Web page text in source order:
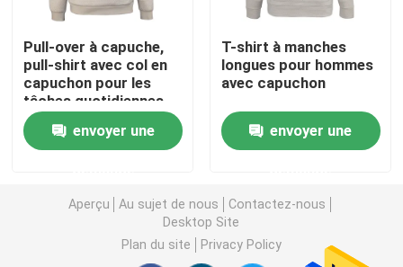
Maison
Produits
A propos de nous
Pull-over à capuche,
pull-shirt avec col en
capuchon pour les
tâches quotidiennes.
envoyer une
T-shirt à manches
longues pour hommes
avec capuchon
envoyer une
Aperçu Au sujet de nous
Contactez-nous
Desktop Site
Plan du site
Privacy Policy